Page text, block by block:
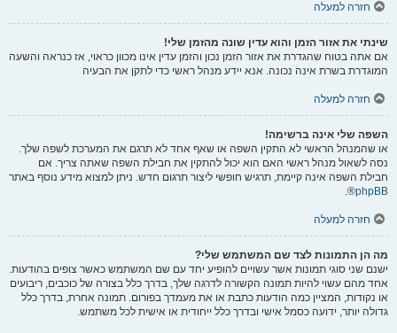
חזרה למעלה
שינתי את אזור הזמן והוא עדין שונה מהזמן שלי!
אם אתה בטוח שהגדרת את אזור הזמן נכון והזמן עדין אינו מכוון כראוי, אז כנראה והשעה
המוגדרת בשרת אינה נכונה. אנא יידע מנהל ראשי כדי לתקן את הבעיה
חזרה למעלה
השפה שלי אינה ברשימה!
או שהמנהל הראשי לא התקין השפה או שאף אחד לא תרגם את המערכת לשפה שלך.
נסה לשאול מנהל ראשי האם הוא יכול להתקין את חבילת השפה שאתה צריך. אם
חבילת השפה אינה קיימת, תרגיש חופשי ליצור תרגום חדש. ניתן למצוא מידע נוסף באתר
phpBB
®.
חזרה למעלה
מה הן התמונות לצד שם המשתמש שלי?
ישנם שני סוגי תמונות אשר עשויים להופיע יחד עם שם המשתמש כאשר צופים בהודעות.
אחד מהם עשוי להיות תמונה הקשורה לדרגה שלך, בדרך כלל בצורה של כוכבים, ריבועים
או נקודות, המציין כמה הודעות כתבת או את מעמדך בפורום. תמונה אחרת, בדרך כלל
גדולה יותר, ידועה כסמל אישי ובדרך כלל ייחודית או אישית לכל משתמש.